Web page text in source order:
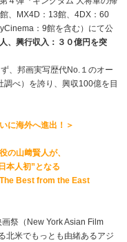
、MX4D：13館、4DX：60
：9館を含む）にて公
、興行収入：３０億円を突
、邦画実写歴代No.１のオー
べ）を誇り、興収100億を目
に海外へ進出！＞
の山﨑賢人が、
本人初”となる
Best from the East
祭（New York Asian Film
北米でもっとも由緒あるアジ